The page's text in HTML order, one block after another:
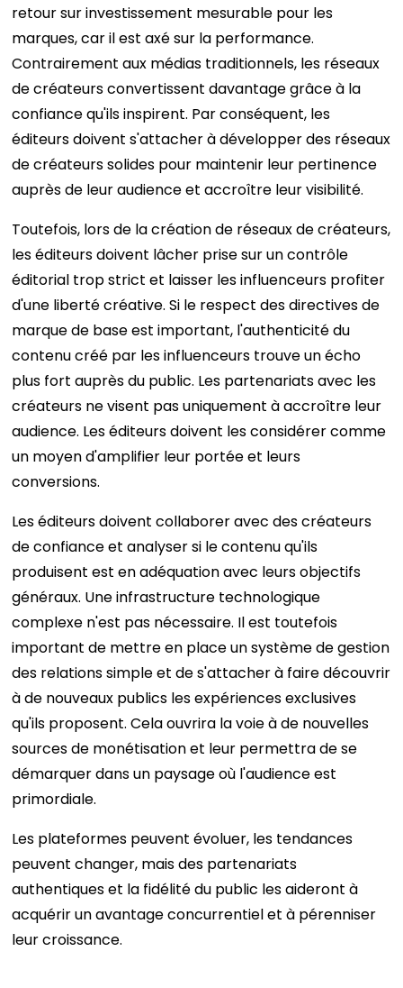
retour sur investissement mesurable pour les
marques, car il est axé sur la performance.
Contrairement aux médias traditionnels, les réseaux
de créateurs convertissent davantage grâce à la
confiance qu'ils inspirent. Par conséquent, les
éditeurs doivent s'attacher à développer des réseaux
de créateurs solides pour maintenir leur pertinence
auprès de leur audience et accroître leur visibilité.
Toutefois, lors de la création de réseaux de créateurs,
les éditeurs doivent lâcher prise sur un contrôle
éditorial trop strict et laisser les influenceurs profiter
d'une liberté créative. Si le respect des directives de
marque de base est important, l'authenticité du
contenu créé par les influenceurs trouve un écho
plus fort auprès du public. Les partenariats avec les
créateurs ne visent pas uniquement à accroître leur
audience. Les éditeurs doivent les considérer comme
un moyen d'amplifier leur portée et leurs
conversions.
Les éditeurs doivent collaborer avec des créateurs
de confiance et analyser si le contenu qu'ils
produisent est en adéquation avec leurs objectifs
généraux. Une infrastructure technologique
complexe n'est pas nécessaire. Il est toutefois
important de mettre en place un système de gestion
des relations simple et de s'attacher à faire découvrir
à de nouveaux publics les expériences exclusives
qu'ils proposent. Cela ouvrira la voie à de nouvelles
sources de monétisation et leur permettra de se
démarquer dans un paysage où l'audience est
primordiale.
Les plateformes peuvent évoluer, les tendances
peuvent changer, mais des partenariats
authentiques et la fidélité du public les aideront à
acquérir un avantage concurrentiel et à pérenniser
leur croissance.